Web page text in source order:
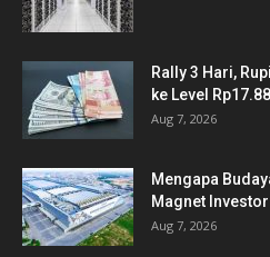
Rally 3 Hari,
ke Level
Aug 7, 2026
Mengapa
Magnet
Aug 7, 2026